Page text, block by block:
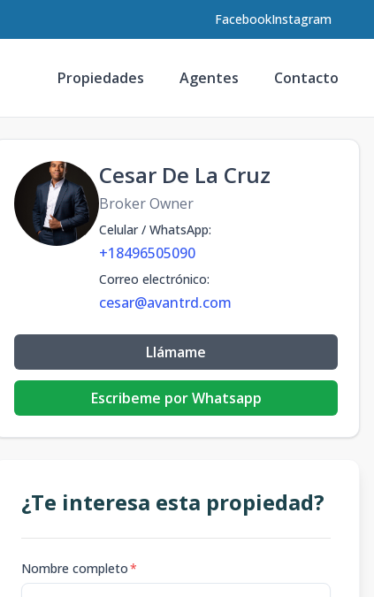
FacebookInstagram
Propiedades Agentes Contacto
Cesar De La Cruz
Broker Owner
Celular / WhatsApp:
+18496505090
Correo electrónico:
cesar@avantrd.com
Llámame
Escribeme por Whatsapp
¿Te interesa esta propiedad?
Nombre completo*